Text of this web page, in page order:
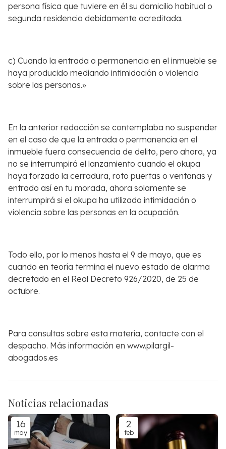
persona física que tuviere en él su domicilio habitual o
segunda residencia debidamente acreditada.
c) Cuando la entrada o permanencia en el inmueble se
haya producido mediando intimidación o violencia
sobre las personas.»
En la anterior redacción se contemplaba no suspender
en el caso de que la entrada o permanencia en el
inmueble fuera consecuencia de delito, pero ahora, ya
no se interrumpirá el lanzamiento cuando el okupa
haya forzado la cerradura, roto puertas o ventanas y
entrado así en tu morada, ahora solamente se
interrumpirá si el okupa ha utilizado intimidación o
violencia sobre las personas en la ocupación.
Todo ello, por lo menos hasta el 9 de mayo, que es
cuando en teoría termina el nuevo estado de alarma
decretado en el Real Decreto 926/2020, de 25 de
octubre.
Para consultas sobre esta materia, contacte con el
despacho. Más información en www.pilargil-
abogados.es
Noticias relacionadas
16
may
2
feb